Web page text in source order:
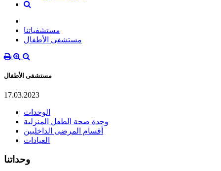
مستشفياتنا
مستشفى الأطفال
مستشفى الأطفال
17.03.2023
الوحدات
وحدة صحة الطفل المنزلية
أقسام المرضى الداخليين
العيادات
وحداتنا